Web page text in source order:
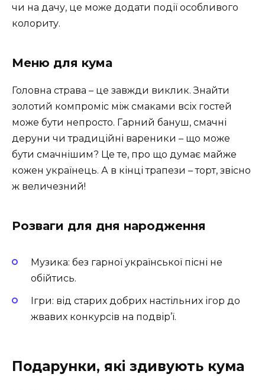
чи на дачу, це може додати події особливого
колориту.
Меню для кума
Головна страва – це завжди виклик. Знайти
золотий компроміс між смаками всіх гостей
може бути непросто. Гарний бануш, смачні
деруни чи традиційні вареники – що може
бути смачнішим? Це те, про що думає майже
кожен українець. А в кінці трапези – торт, звісно
ж величезний!
Розваги для дня народження
Музика: без гарної української пісні не
обійтись.
Ігри: від старих добрих настільних ігор до
жвавих конкурсів на подвір’ї.
Подарунки, які здивують кума